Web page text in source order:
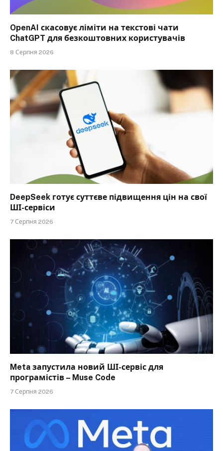
OpenAI скасовує ліміти на текстові чати
ChatGPT для безкоштовних користувачів
8 Серпня 2026
DeepSeek готує суттєве підвищення цін на свої
ШІ-сервіси
7 Серпня 2026
Meta запустила новий ШІ-сервіс для
програмістів – Muse Code
7 Серпня 2026